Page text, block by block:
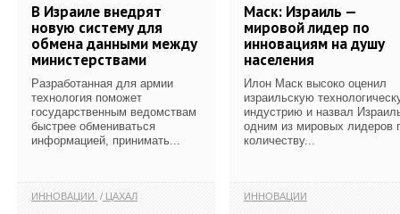
В Израиле внедрят
новую систему для
обмена данными между
министерствами
Разработанная для армии
технология поможет
государственным ведомствам
быстрее обмениваться
информацией, принимать...
ИННОВАЦИИ ЦАХАЛ
Маск: Израиль —
мировой лидер по
инновациям на душу
населения
Илон Маск высоко оценил
израильскую
индустрию и назвал
одним из мировых лидеров
количеству...
ИННОВАЦИИ